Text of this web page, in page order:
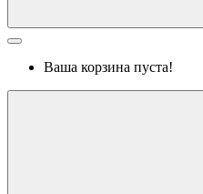
Ваша корзина пуста!